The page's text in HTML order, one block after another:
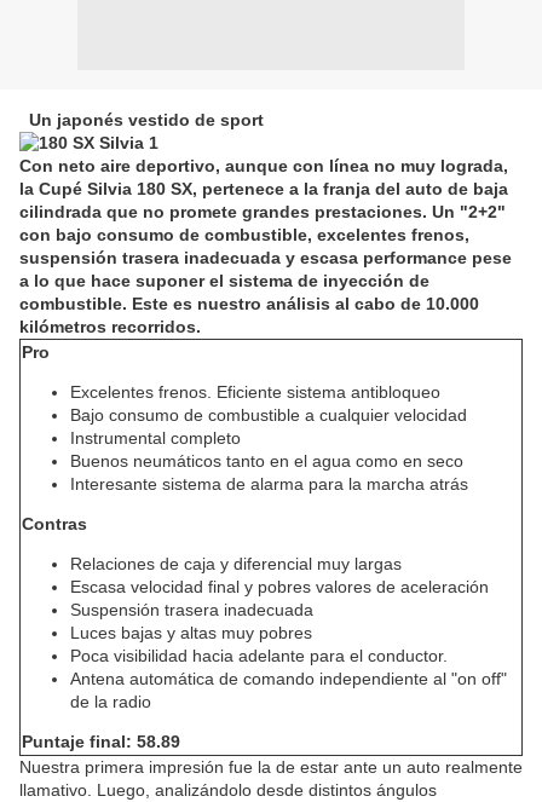
Un japonés vestido de sport
Con neto aire deportivo, aunque con línea no muy lograda,
la Cupé Silvia 180 SX, pertenece a la franja del auto de baja
cilindrada que no promete grandes prestaciones. Un "2+2"
con bajo consumo de combustible, excelentes frenos,
suspensión trasera inadecuada y escasa performance pese
a lo que hace suponer el sistema de inyección de
combustible. Este es nuestro análisis al cabo de 10.000
kilómetros recorridos.
Pro
Excelentes frenos. Eficiente sistema antibloqueo
Bajo consumo de combustible a cualquier velocidad
Instrumental completo
Buenos neumáticos tanto en el agua como en seco
Interesante sistema de alarma para la marcha atrás
Contras
Relaciones de caja y diferencial muy largas
Escasa velocidad final y pobres valores de aceleración
Suspensión trasera inadecuada
Luces bajas y altas muy pobres
Poca visibilidad hacia adelante para el conductor.
Antena automática de comando independiente al "on off"
de la radio
Puntaje final: 58.89
Nuestra primera impresión fue la de estar ante un auto realmente
llamativo. Luego, analizándolo desde distintos ángulos